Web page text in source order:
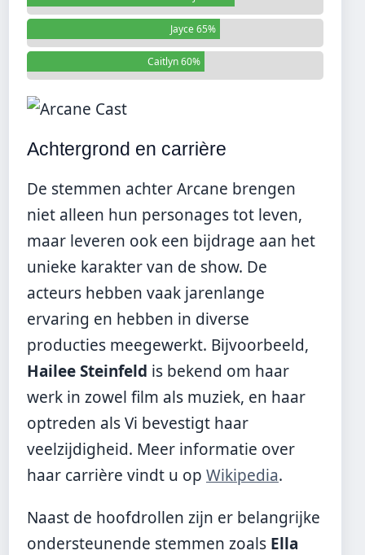
Jayce 65%
Caitlyn 60%
Achtergrond en carrière
De stemmen achter Arcane brengen
niet alleen hun personages tot leven,
maar leveren ook een bijdrage aan het
unieke karakter van de show. De
acteurs hebben vaak jarenlange
ervaring en hebben in diverse
producties meegewerkt. Bijvoorbeeld,
Hailee Steinfeld is bekend om haar
werk in zowel film als muziek, en haar
optreden als Vi bevestigt haar
veelzijdigheid. Meer informatie over
haar carrière vindt u op Wikipedia.
Naast de hoofdrollen zijn er belangrijke
ondersteunende stemmen zoals Ella